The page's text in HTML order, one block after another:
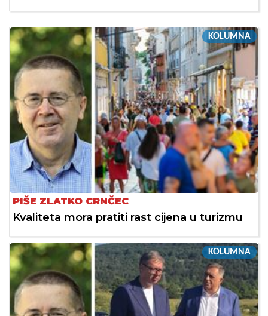
KOLUMNA
PIŠE ZLATKO CRNČEC
Kvaliteta mora pratiti rast cijena u turizmu
KOLUMNA